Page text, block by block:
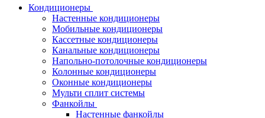
Кондиционеры
Настенные кондиционеры
Мобильные кондиционеры
Кассетные кондиционеры
Канальные кондиционеры
Напольно-потолочные кондиционеры
Колонные кондиционеры
Оконные кондиционеры
Мульти сплит системы
Фанкойлы
Настенные фанкойлы